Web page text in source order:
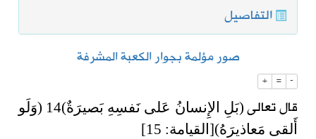
التفاصيل
صور مؤلمة بجوار الكعبة المشرفة
+ = -
قال تعالى
(بَلِ الإِنسانُ عَلى نَفسِهِ بَصيرَةٌ)14 (وَلَو
أَلقى مَعاذيرَهُ)[القيامة: 15]